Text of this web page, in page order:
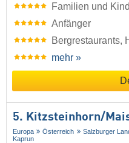
Familien und
Anfänger
Bergrestaurants,
mehr »
5. Kitzsteinhorn/​
Europa Österreich Salzburger
Kaprun